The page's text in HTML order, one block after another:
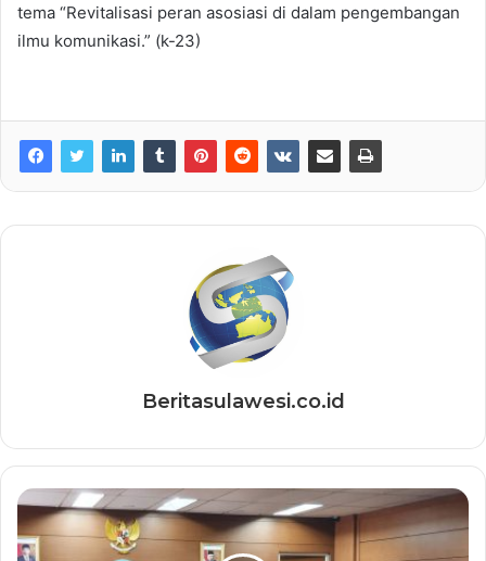
tema “Revitalisasi peran asosiasi di dalam pengembangan
ilmu komunikasi.” (k-23)
Beritasulawesi.co.id